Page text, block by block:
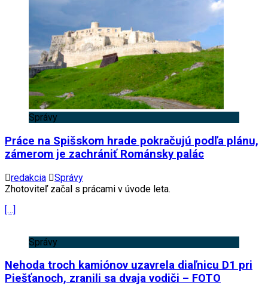
Správy
Práce na Spišskom hrade pokračujú podľa plánu,
zámerom je zachrániť Románsky palác
redakcia
Správy
Zhotoviteľ začal s prácami v úvode leta.
[…]
Správy
Nehoda troch kamiónov uzavrela diaľnicu D1 pri
Piešťanoch, zranili sa dvaja vodiči – FOTO